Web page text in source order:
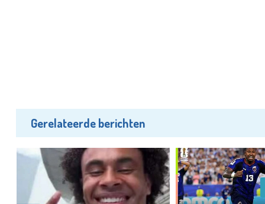
Gerelateerde berichten